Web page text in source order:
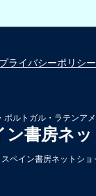
プライバシーポリシー
ポルトガル・ラテンア
ン書房ネ
ペイン書房ネットシ